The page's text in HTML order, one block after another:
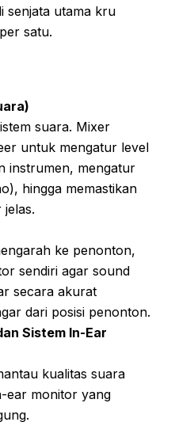
senjata utama kru
satu.
suara. Mixer
untuk mengatur level
instrumen, mengatur
hingga memastikan
ke penonton,
sendiri agar sound
secara akurat
dari posisi penonton.
Sistem In-Ear
kualitas suara
ear monitor yang